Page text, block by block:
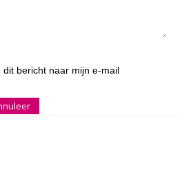
bericht naar mijn e-mail